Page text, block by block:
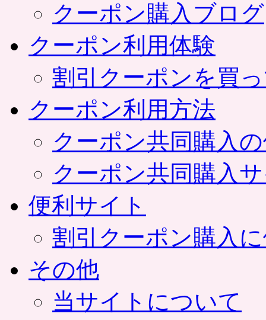
クーポン購入ブログ
クーポン利用体験
割引クーポンを買
クーポン利用方法
クーポン共同購入
クーポン共同購入
便利サイト
割引クーポン購入
その他
当サイトについて